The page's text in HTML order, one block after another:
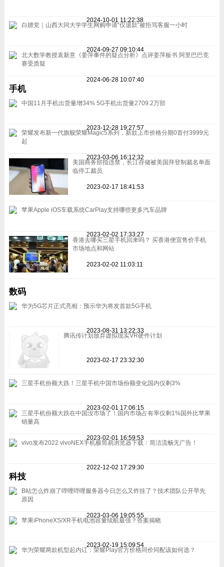
2024-10-01 11:22:38
白嫖党｜山西大同大学学生网购申请“仅退款”被拒骂客服一小时
2024-09-27 09:10:44
北大数学教授袁新意《姜萍事件的疑点分析》点评姜萍板书 阿里巴巴竞
赛受质疑
2024-06-28 10:07:40
手机
中国11月手机出货量增34% 5G手机出货量2709.2万部
2023-12-28 19:27:57
荣耀发布新一代旗舰荣耀Magic5系列，新款上市价格分期0首付3999元
起
2023-03-06 16:12:32
美国商务部指违禁，长江存储被美国拜登制裁名单面
临停工裁员
2023-02-17 18:41:53
苹果Apple iOS车载系统CarPlay支持哪些更多汽车品牌
2023-02-02 17:33:27
香港去哪买三星手机回来吗？ 买香港便宜售价手机
市场地点和网站
2023-02-02 11:03:11
数码
华为5G芯片正式亮相：预示华为将发首款5G手机
2023-08-31 13:22:33
腾讯传计划放弃虚拟现实VR硬件计划
2023-02-17 23:32:30
三星手机份额大跌！三星手机中国市场份额变化国内仅剩3%
2023-02-01 17:06:15
三星手机份额大跌在中国没市场了！国内市场占有率仅剩1%国外比苹果
销量高
2023-02-01 16:59:53
vivo发布2022 vivoNEX手机极简易浏览器下载：简洁流畅无广告！
2022-12-02 17:29:30
科技
B站怎么炸崩了哔哩哔哩服务器今日怎么又炸挂了？技术团队公开早先
原因
2023-03-06 19:05:55
苹果iPhoneXS/XR手机电池容量续航最强？答案揭晓
2023-02-19 15:09:54
华为荣耀两款机型起内讧：荣耀Play官方价格同价同配该如何选？